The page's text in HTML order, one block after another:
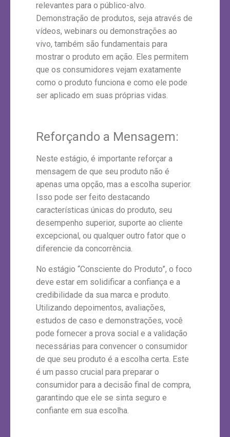
relevantes para o público-alvo.
Demonstração de produtos, seja através de
vídeos, webinars ou demonstrações ao
vivo, também são fundamentais para
mostrar o produto em ação. Eles permitem
que os consumidores vejam exatamente
como o produto funciona e como ele pode
ser aplicado em suas próprias vidas.
Reforçando a Mensagem:
Neste estágio, é importante reforçar a
mensagem de que seu produto não é
apenas uma opção, mas a escolha superior.
Isso pode ser feito destacando
características únicas do produto, seu
desempenho superior, suporte ao cliente
excepcional, ou qualquer outro fator que o
diferencie da concorrência.
No estágio “Consciente do Produto”, o foco
deve estar em solidificar a confiança e a
credibilidade da sua marca e produto.
Utilizando depoimentos, avaliações,
estudos de caso e demonstrações, você
pode fornecer a prova social e a validação
necessárias para convencer o consumidor
de que seu produto é a escolha certa. Este
é um passo crucial para preparar o
consumidor para a decisão final de compra,
garantindo que ele se sinta seguro e
confiante em sua escolha.